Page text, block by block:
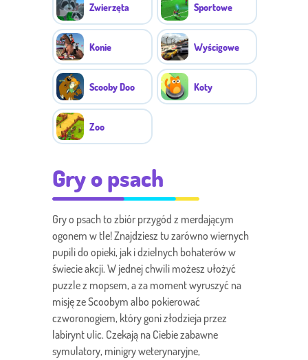
Zwierzęta Sportowe
Konie Wyścigowe
Scooby Doo Koty
Zoo
Gry o psach
Gry o psach to zbiór przygód z merdającym
ogonem w tle! Znajdziesz tu zarówno wiernych
pupili do opieki, jak i dzielnych bohaterów w
świecie akcji. W jednej chwili możesz ułożyć
puzzle z mopsem, a za moment wyruszyć na
misję ze Scoobym albo pokierować
czworonogiem, który goni złodzieja przez
labirynt ulic. Czekają na Ciebie zabawne
symulatory, minigry weterynaryjne,